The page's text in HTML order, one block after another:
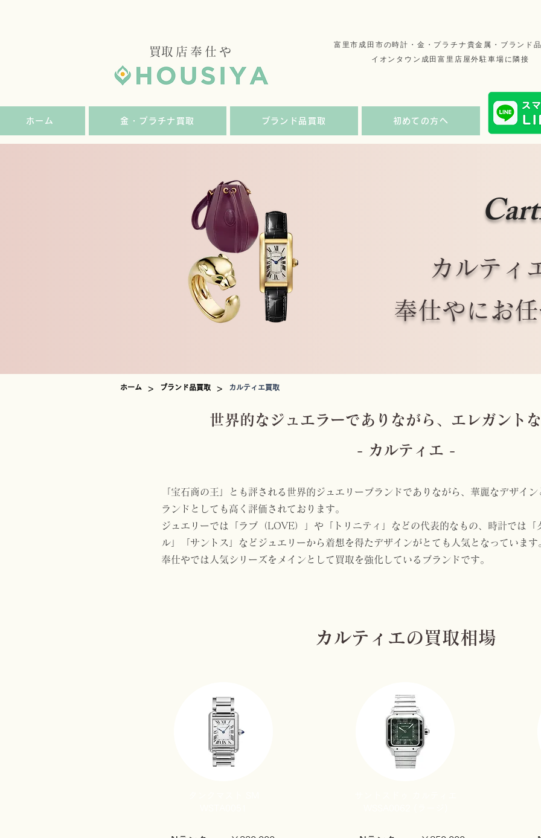
​買取店奉仕や
富里市成田市の時計・金・プラチナ貴金属・ブランド
イオンタウン成田富里店屋外駐車場に隣接
ホーム 金・プラチナ買取 ブランド品買取 初めての方へ
カルティ
奉仕やにお
ホーム > ブランド品買取 > カルティエ買取
世界的なジュエラーでありながら、エレガント
- カルティエ -
「宝石商の王」とも評される世界的ジュエリーブランドでありながら、華麗なデザイ
ランドとしても高く評価されております。
ジュエリーでは「ラブ（LOVE）」や「トリニティ」などの代表的なもの、時計では「
ル」「サントス」などジュエリーから着想を得たデザインがとても人気となっています
​奉仕やでは人気シリーズをメインとして買取を強化しているブランドです。
カルティエの買取相場